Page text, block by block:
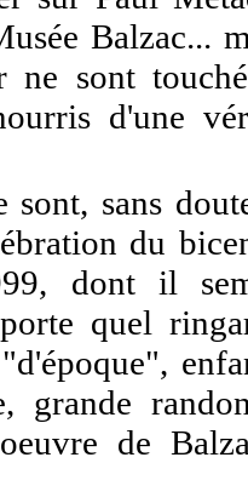
Balzac...
ne sont
d'une
sont, sans
du
dont il
quel
grande
de